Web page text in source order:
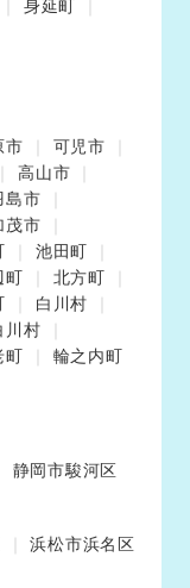
身延町
市
可児市
高山市
島市
茂市
池田町
町
北方町
白川村
川村
町 輪之内町
静岡市駿河区
浜松市浜名区